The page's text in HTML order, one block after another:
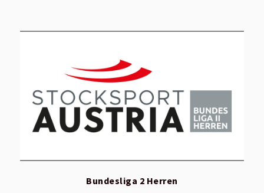
Bundesliga 2 Herren